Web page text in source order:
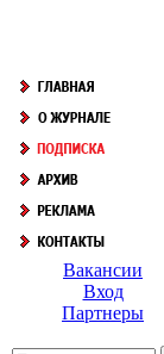
Вакансии
Вход
Партнеры